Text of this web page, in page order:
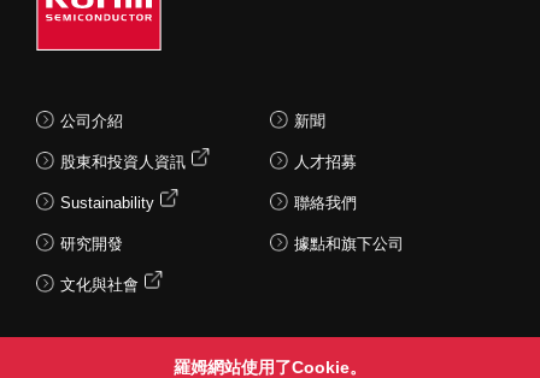
公司介紹
股東和投資人資訊
Sustainability
研究開發
文化與社會
新聞
人才招募
聯絡我們
據點和旗下公司
羅姆網站使用了Cookie。